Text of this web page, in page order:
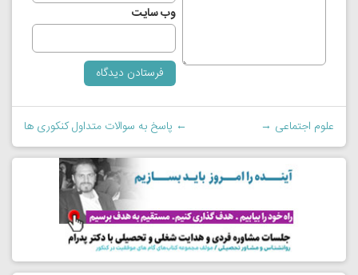
وب‌ سایت
← پاسخ به سوالات متداول کنکوری ها علوم اجتماعی →